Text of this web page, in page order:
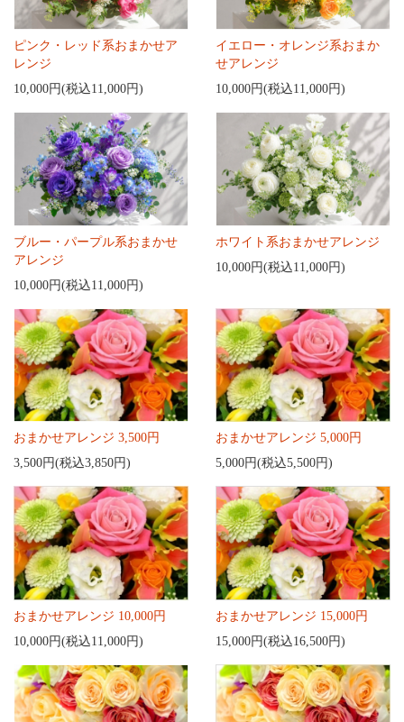
ピンク・レッド系おまかせア
レンジ
10,000円(税込11,000円)
イエロー・オレンジ系おまか
せアレンジ
10,000円(税込11,000円)
ブルー・パープル系おまかせ
アレンジ
10,000円(税込11,000円)
ホワイト系おまかせアレンジ
10,000円(税込11,000円)
おまかせアレンジ 3,500円
3,500円(税込3,850円)
おまかせアレンジ 5,000円
5,000円(税込5,500円)
おまかせアレンジ 10,000円
10,000円(税込11,000円)
おまかせアレンジ 15,000円
15,000円(税込16,500円)